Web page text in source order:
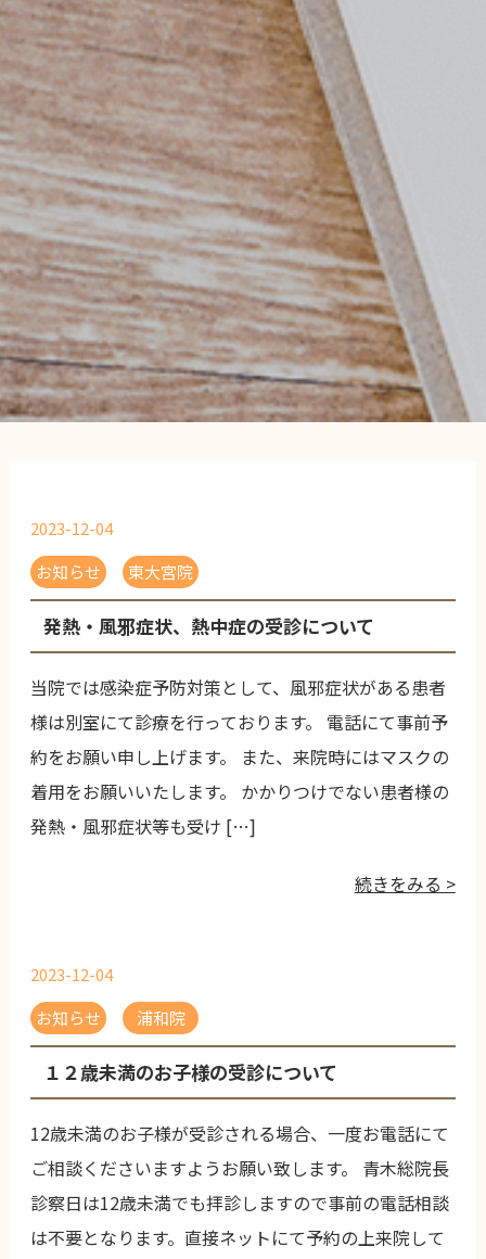
2023-12-04
お知らせ
東大宮院
発熱・風邪症状、熱中症の受診について
当院では感染症予防対策として、風邪症状がある患者
様は別室にて診療を行っております。 電話にて事前予
約をお願い申し上げます。 また、来院時にはマスクの
着用をお願いいたします。 かかりつけでない患者様の
発熱・風邪症状等も受け […]
続きをみる >
2023-12-04
お知らせ
浦和院
１２歳未満のお子様の受診について
12歳未満のお子様が受診される場合、一度お電話にて
ご相談くださいますようお願い致します。 青木総院長
診察日は12歳未満でも拝診しますので事前の電話相談
は不要となります。直接ネットにて予約の上来院して